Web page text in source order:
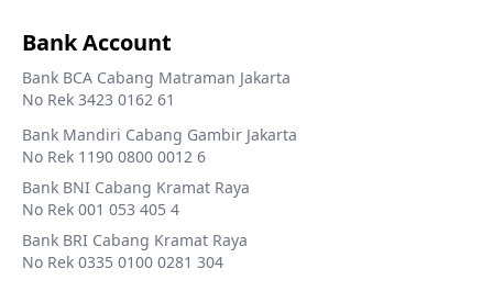
Bank Account
Bank BCA Cabang Matraman Jakarta
No Rek 3423 0162 61
Bank Mandiri Cabang Gambir Jakarta
No Rek 1190 0800 0012 6
Bank BNI Cabang Kramat Raya
No Rek 001 053 405 4
Bank BRI Cabang Kramat Raya
No Rek 0335 0100 0281 304